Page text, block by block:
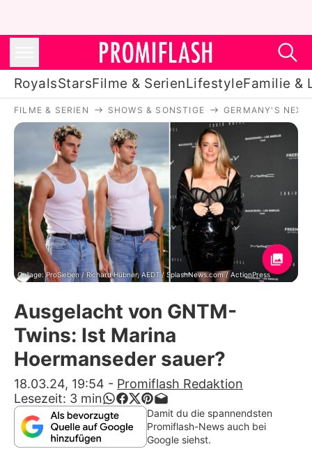
RoyalsStarsFilme & SerienLifestyleFamilie &
Royals
Stars
Filme & Serien
Lifestyle
Familie & Liebe
Promiflash Exklusiv
Alle Themen auf Promiflash
App runterladen
Team
Redaktionelle Richtlinien
FILME & SERIEN SHOWS & SONSTIGE GERMANY'S NEXT
Collage: ProSieben / Richard Hübner, AEDT / SplashNews.com / ActionPress
Ausgelacht von GNTM-
Twins: Ist Marina
Hoermanseder sauer?
18.03.24, 19:54 - Promiflash Redaktion
Lesezeit: 3 min
Damit du die spannendsten
Promiflash-News auch bei
Google siehst.